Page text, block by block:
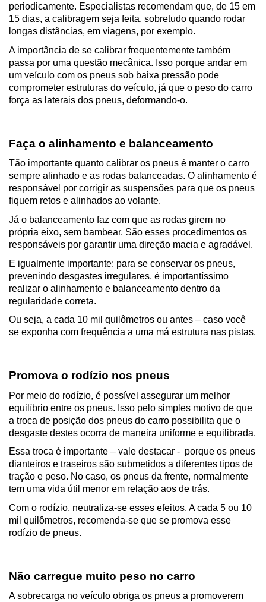
periodicamente. Especialistas recomendam que, de 15 em
15 dias, a calibragem seja feita, sobretudo quando rodar
longas distâncias, em viagens, por exemplo.
A importância de se calibrar frequentemente também
passa por uma questão mecânica. Isso porque andar em
um veículo com os pneus sob baixa pressão pode
comprometer estruturas do veículo, já que o peso do carro
força as laterais dos pneus, deformando-o.
Faça o alinhamento e balanceamento
Tão importante quanto calibrar os pneus é manter o carro
sempre alinhado e as rodas balanceadas. O alinhamento é
responsável por corrigir as suspensões para que os pneus
fiquem retos e alinhados ao volante.
Já o balanceamento faz com que as rodas girem no
própria eixo, sem bambear. São esses procedimentos os
responsáveis por garantir uma direção macia e agradável.
E igualmente importante: para se conservar os pneus,
prevenindo desgastes irregulares, é importantíssimo
realizar o alinhamento e balanceamento dentro da
regularidade correta.
Ou seja, a cada 10 mil quilômetros ou antes – caso você
se exponha com frequência a uma má estrutura nas pistas.
Promova o rodízio nos pneus
Por meio do rodízio, é possível assegurar um melhor
equilíbrio entre os pneus. Isso pelo simples motivo de que
a troca de posição dos pneus do carro possibilita que o
desgaste destes ocorra de maneira uniforme e equilibrada.
Essa troca é importante – vale destacar -  porque os pneus
dianteiros e traseiros são submetidos a diferentes tipos de
tração e peso. No caso, os pneus da frente, normalmente
tem uma vida útil menor em relação aos de trás.
Com o rodízio, neutraliza-se esses efeitos. A cada 5 ou 10
mil quilômetros, recomenda-se que se promova esse
rodízio de pneus.
Não carregue muito peso no carro
A sobrecarga no veículo obriga os pneus a promoverem